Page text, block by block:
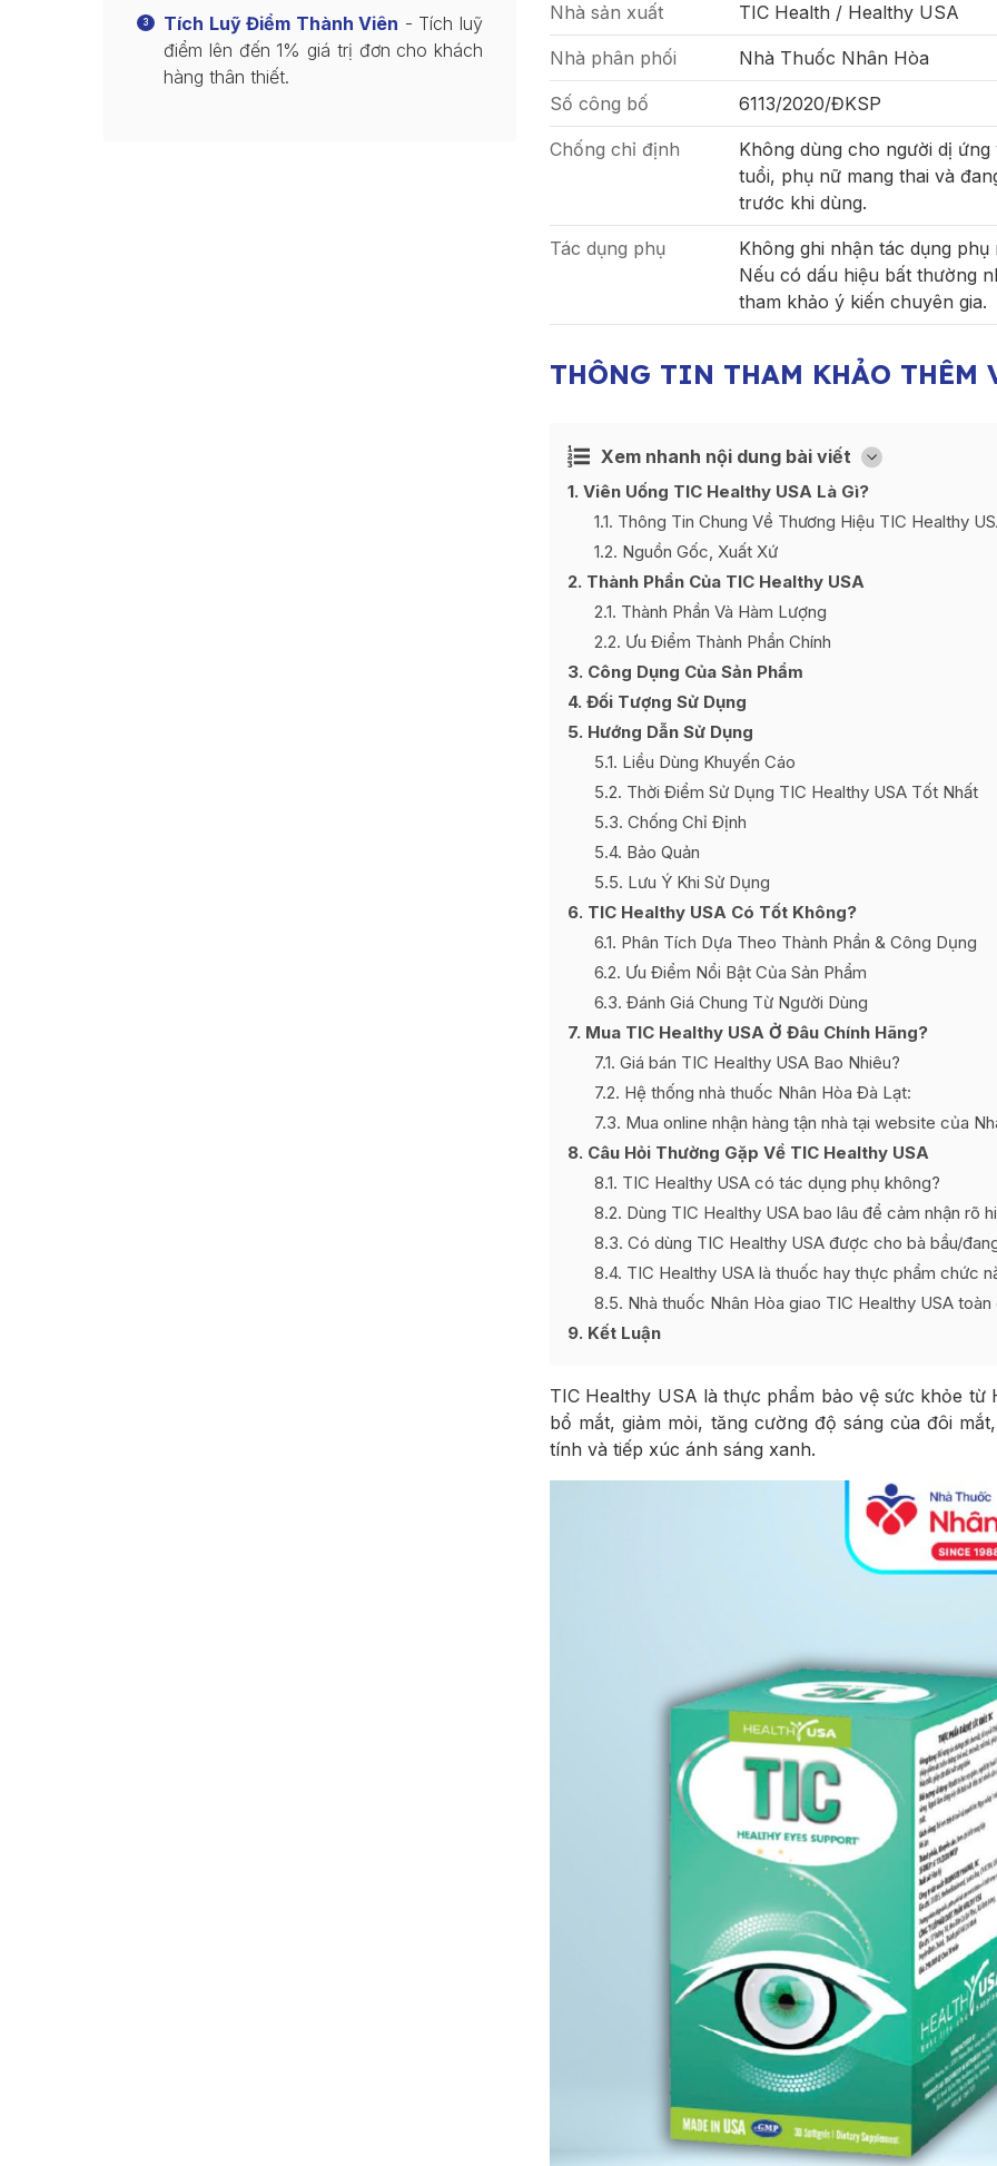
Nhà sản xuất TIC Health / Healthy USA
Nhà phân phối Nhà Thuốc Nhân Hòa
Số công bố 6113/2020/ĐKSP
Chống chỉ định
Không dùng cho người dị
tuổi, phụ nữ mang thai và
trước khi dùng.
Tác dụng phụ
Không ghi nhận tác dụng
Nếu có dấu hiệu bất thường
tham khảo ý kiến chuyên gia.
THÔNG TIN THAM KHẢO THÊM
Xem nhanh nội dung bài viết [
Ẩn
1 Viên Uống TIC Healthy USA Là Gì?
1.1 Thông Tin Chung Về Thương Hiệu TIC Healthy
1.2 Nguồn Gốc, Xuất Xứ
2 Thành Phần Của TIC Healthy USA
2.1 Thành Phần Và Hàm Lượng
2.2 Ưu Điểm Thành Phần Chính
3 Công Dụng Của Sản Phẩm
4 Đối Tượng Sử Dụng
5 Hướng Dẫn Sử Dụng
5.1 Liều Dùng Khuyến Cáo
5.2 Thời Điểm Sử Dụng TIC Healthy USA Tốt Nhất
5.3 Chống Chỉ Định
5.4 Bảo Quản
5.5 Lưu Ý Khi Sử Dụng
6 TIC Healthy USA Có Tốt Không?
6.1 Phân Tích Dựa Theo Thành Phần & Công Dụng
6.2 Ưu Điểm Nổi Bật Của Sản Phẩm
6.3 Đánh Giá Chung Từ Người Dùng
7 Mua TIC Healthy USA Ở Đâu Chính Hãng?
7.1 Giá bán TIC Healthy USA Bao Nhiêu?
7.2 Hệ thống nhà thuốc Nhân Hòa Đà Lạt:
7.3 Mua online nhận hàng tận nhà tại website của
8 Câu Hỏi Thường Gặp Về TIC Healthy USA
8.1 TIC Healthy USA có tác dụng phụ không?
8.2 Dùng TIC Healthy USA bao lâu để cảm nhận rõ
8.3 Có dùng TIC Healthy USA được cho bà bầu/
8.4 TIC Healthy USA là thuốc hay thực phẩm chức
8.5 Nhà thuốc Nhân Hòa giao TIC Healthy USA
9 Kết Luận
TIC Healthy USA là thực phẩm bảo vệ sức khỏe từ
bổ mắt, giảm mỏi, tăng cường độ sáng của đôi
tính và tiếp xúc ánh sáng xanh.
3 Tích Luỹ Điểm Thành Viên - Tích luỹ
điểm lên đến 1% giá trị đơn cho khách
hàng thân thiết.